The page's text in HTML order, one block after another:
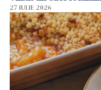
27 IULIE 2026